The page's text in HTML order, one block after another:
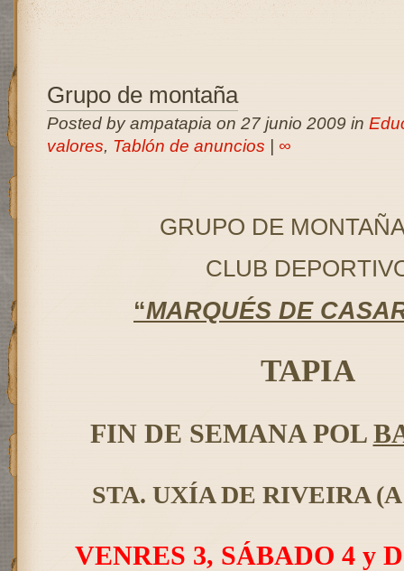
Grupo de montaña
Posted by ampatapia on 27 junio 2009 in
valores, Tablón de anuncios ∞
GRUPO DE
CLUB
“MARQUÉS DE
TAPIA
FIN DE SEMANA POL
STA. UXÍA DE RIVEIRA
VENRES 3, SÁBADO 4 y